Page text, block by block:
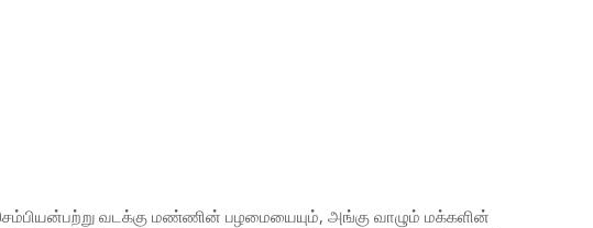
வடக்கு மண்ணின் பழமையையும், அங்கு வாழும் மக்களின்